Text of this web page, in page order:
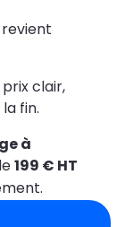
clair,
fin.
à
199 € HT